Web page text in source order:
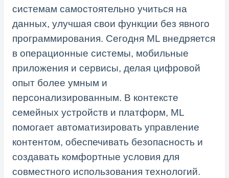
системам самостоятельно учиться на
данных, улучшая свои функции без явного
программирования. Сегодня ML внедряется
в операционные системы, мобильные
приложения и сервисы, делая цифровой
опыт более умным и
персонализированным. В контексте
семейных устройств и платформ, ML
помогает автоматизировать управление
контентом, обеспечивать безопасность и
создавать комфортные условия для
совместного использования технологий.